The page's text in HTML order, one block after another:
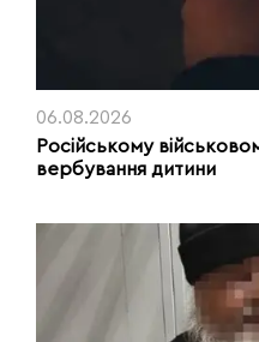
06.08.2026
Російському
вербування дитини